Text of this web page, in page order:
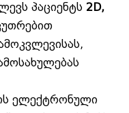
პაციენტს 2D,
ელექტრონული